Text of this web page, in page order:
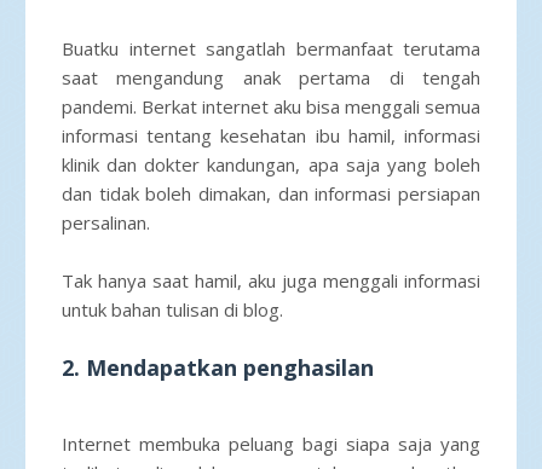
Buatku internet sangatlah bermanfaat terutama
saat mengandung anak pertama di tengah
pandemi. Berkat internet aku bisa menggali semua
informasi tentang kesehatan ibu hamil, informasi
klinik dan dokter kandungan, apa saja yang boleh
dan tidak boleh dimakan, dan informasi persiapan
persalinan.
Tak hanya saat hamil, aku juga menggali informasi
untuk bahan tulisan di blog.
2. Mendapatkan penghasilan
Internet membuka peluang bagi siapa saja yang